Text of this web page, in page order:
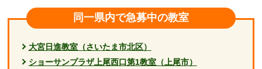
同一県内で急募中の教室
大宮日進教室（さいたま市北区）
ショーサンプラザ上尾西口第1教室（上尾市）